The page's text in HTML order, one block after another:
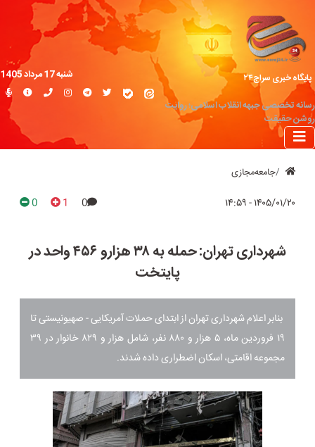
پایگاه خبری سراج۲۴
رسانه تخصصی جبهه انقلاب اسلامی؛ روایت
روشن حقیقت
شنبه 17 مرداد 1405
جامعه‌مجازی
۱۴۰۵/۰۱/۲۰ - ۱۴:۵۹ 0
1
0
شهرداری تهران: حمله به ۳۸ هزارو ۴۵۶ واحد در
پایتخت
بنابر اعلام شهرداری تهران از ابتدای حملات آمریکایی - صهیونیستی تا
۱۹ فروردین ماه، ۵ هزار و ۸۸۰ نفر، شامل هزار و ۸۲۹ خانوار در ۳۹
مجموعه اقامتی، اسکان اضطراری داده شدند.